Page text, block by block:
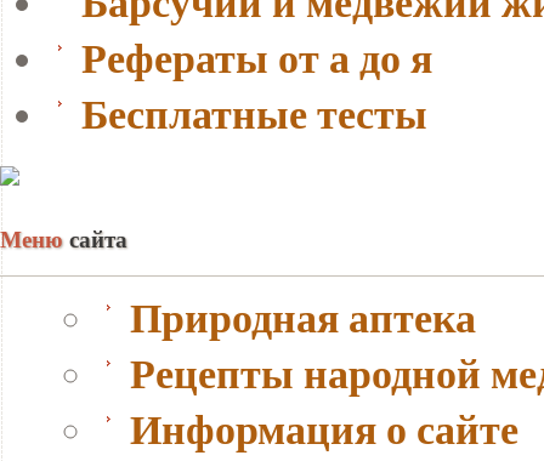
Рефераты от а до я
Бесплатные тесты
Меню сайта
Природная аптека
Рецепты народной
Информация о сайте